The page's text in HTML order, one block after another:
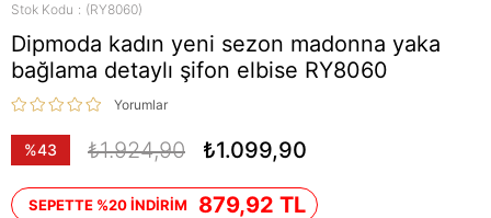
Stok Kodu (RY8060)
Dipmoda kadın yeni sezon madonna yaka
bağlama detaylı şifon elbise RY8060
Yorumlar
%43
₺1.924,90 ₺1.099,90
SEPETTE %20 İNDİRİM 879,92 TL